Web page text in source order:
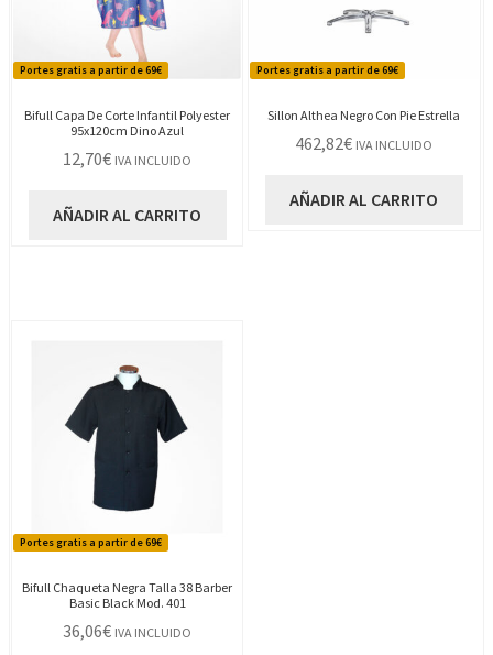
Portes gratis a partir de 69€
Bifull Capa De Corte Infantil Polyester
95x120cm Dino Azul
12,70€ IVA INCLUIDO
AÑADIR AL CARRITO
Portes gratis a partir de 69€
Sillon Althea Negro Con Pie Estrella
462,82€ IVA INCLUIDO
AÑADIR AL CARRITO
Portes gratis a partir de 69€
Bifull Chaqueta Negra Talla 38 Barber
Basic Black Mod. 401
36,06€ IVA INCLUIDO